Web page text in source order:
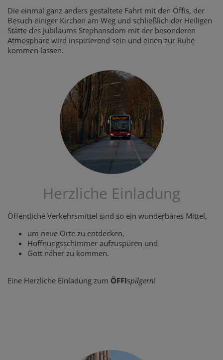
Die einmal ganz anders gestaltete Fahrt mit den Öffis, der
Besuch einiger Kirchen am Weg und schließlich der Heiligen
Stätte des Jubiläums Stephansdom mit der besonderen
Atmosphäre wird inspirierend sein und einen zur Ruhe
kommen lassen.
Herzliche Einladung
Öffentliche Verkehrsmittel sind so ein wunderbares Mittel,
um neue Orte zu entdecken,
Hoffnungsschimmer aufzuspüren und
Gott näher zu kommen.
Eine Herzliche Einladung zum ÖFFIspilgern!